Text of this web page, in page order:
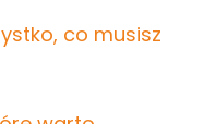
co musisz